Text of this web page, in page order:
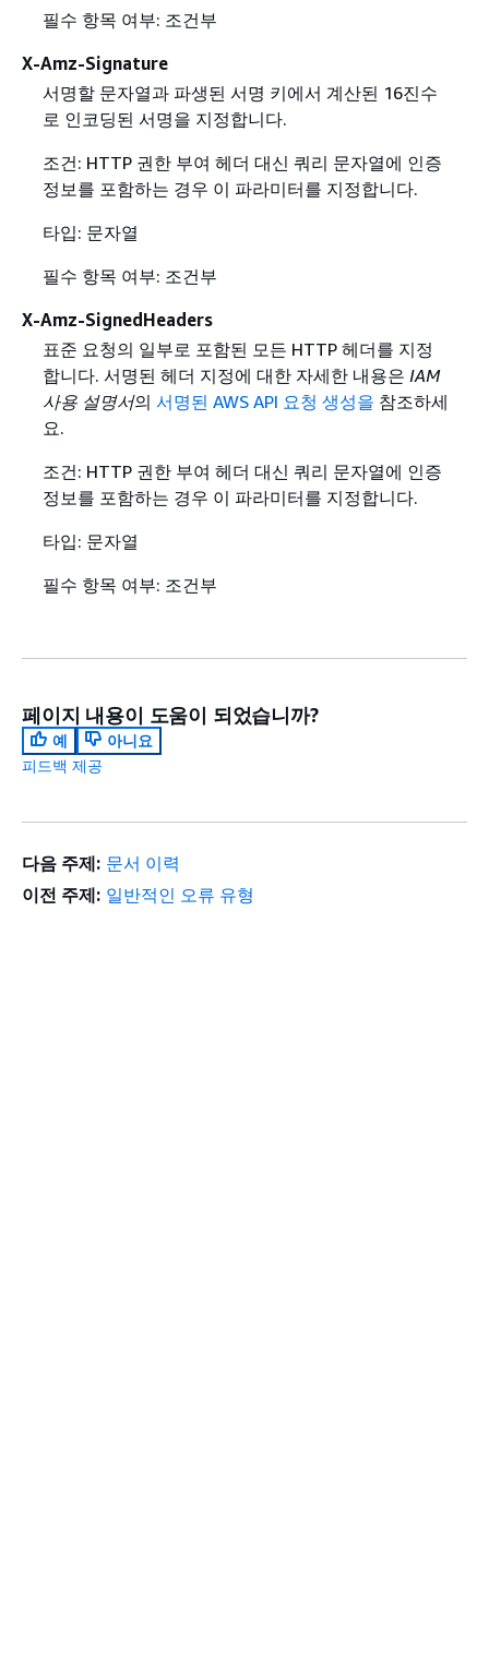
필수 항목 여부: 조건부
X-Amz-Signature
서명할 문자열과 파생된 서명 키에서 계산된 16진수
로 인코딩된 서명을 지정합니다.
조건: HTTP 권한 부여 헤더 대신 쿼리 문자열에 인증
정보를 포함하는 경우 이 파라미터를 지정합니다.
타입: 문자열
필수 항목 여부: 조건부
X-Amz-SignedHeaders
표준 요청의 일부로 포함된 모든 HTTP 헤더를 지정
합니다. 서명된 헤더 지정에 대한 자세한 내용은 IAM
사용 설명서의 서명된 AWS API 요청 생성을 참조하세
요.
조건: HTTP 권한 부여 헤더 대신 쿼리 문자열에 인증
정보를 포함하는 경우 이 파라미터를 지정합니다.
타입: 문자열
필수 항목 여부: 조건부
페이지 내용이 도움이 되었습니까?
예
아니요
피드백 제공
다음 주제: 문서 이력
이전 주제: 일반적인 오류 유형